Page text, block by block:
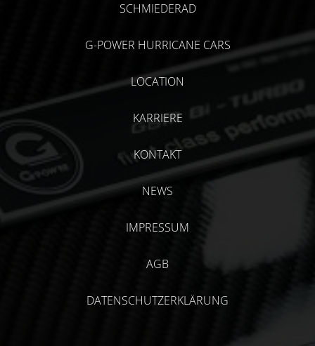
SCHMIEDERAD
G-POWER HURRICANE CARS
LOCATION
KARRIERE
KONTAKT
NEWS
IMPRESSUM
AGB
DATENSCHUTZERKLÄRUNG